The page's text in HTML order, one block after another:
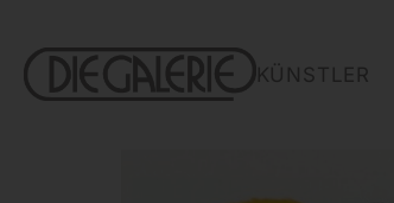
KÜNSTLER